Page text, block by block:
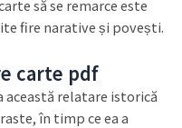
să se remarce este
fire narative și povești.
carte pdf
această relatare istorică
în timp ce ea a